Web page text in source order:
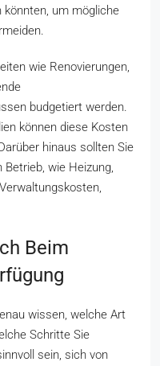
um mögliche
wie Renovierungen,
budgetiert werden.
können diese Kosten
hinaus sollten Sie
wie Heizung,
Beim
wissen, welche Art
Schritte Sie
sein, sich von